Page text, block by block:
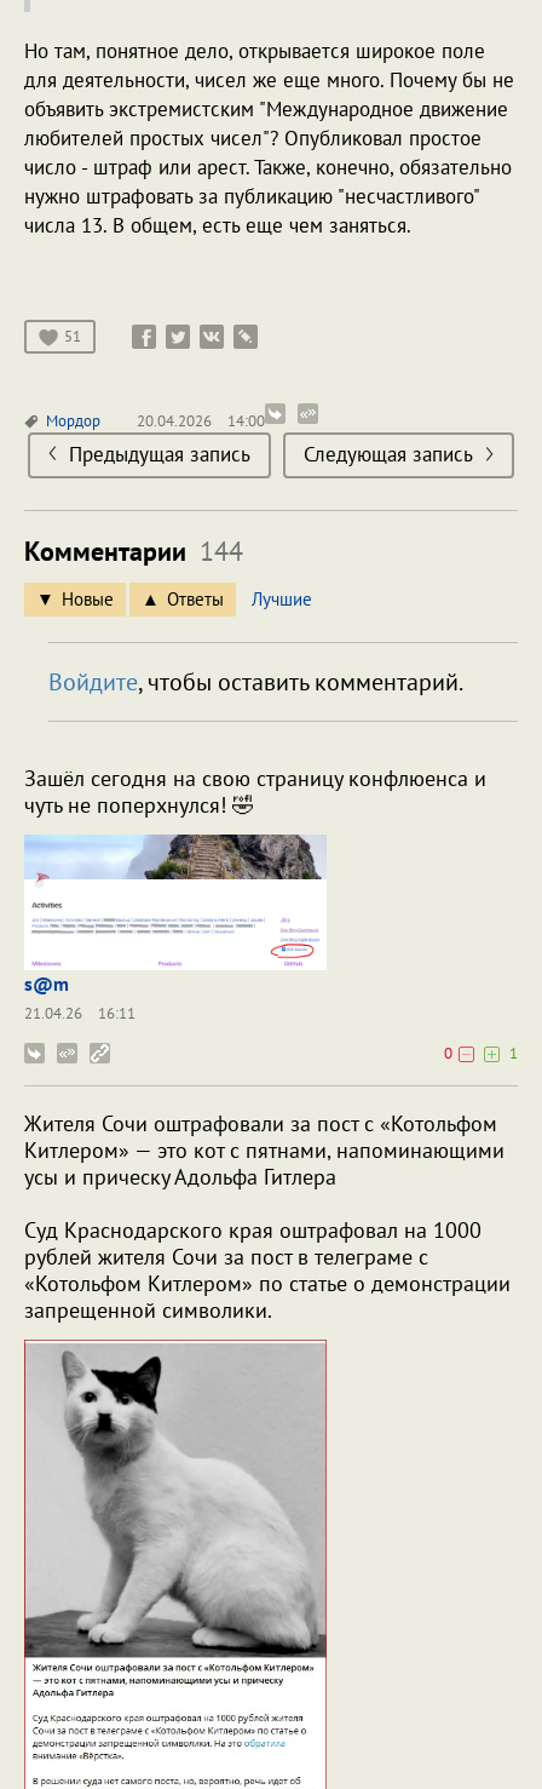
Но там, понятное дело, открывается широкое поле
для деятельности, чисел же еще много. Почему бы не
объявить экстремистским "Международное движение
любителей простых чисел"? Опубликовал простое
число - штраф или арест. Также, конечно, обязательно
нужно штрафовать за публикацию "несчастливого"
числа 13. В общем, есть еще чем заняться.
51
Мордор 20.04.2026 14:00
Предыдущая запись Следующая запись
Комментарии 144
Новые Ответы Лучшие
Войдите, чтобы оставить комментарий.
Зашёл сегодня на свою страницу конфлюенса и
чуть не поперхнулся! 🤣
s@m
21.04.26
16:11
0
1
Жителя Сочи оштрафовали за пост с «Котольфом
Китлером» — это кот с пятнами, напоминающими
усы и прическу Адольфа Гитлера
Суд Краснодарского края оштрафовал на 1000
рублей жителя Сочи за пост в телеграме с
«Котольфом Китлером» по статье о демонстрации
запрещенной символики.